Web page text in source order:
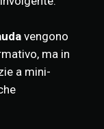
vengono
ma in
a mini-